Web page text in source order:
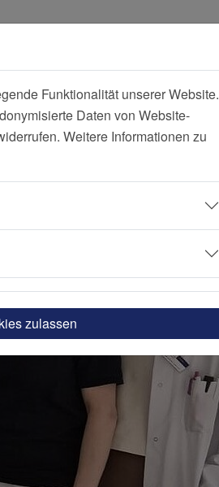
Funktionalität unserer Website.
Daten von Website-
Weitere Informationen zu
zulassen